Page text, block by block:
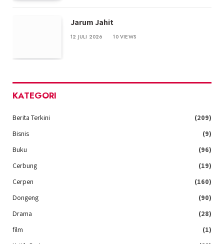
Jarum Jahit
12 JULI 2026 10VIEWS
KATEGORI
Berita Terkini
(209)
Bisnis
(9)
Buku
(96)
Cerbung
(19)
Cerpen
(160)
Dongeng
(90)
Drama
(28)
film
(1)